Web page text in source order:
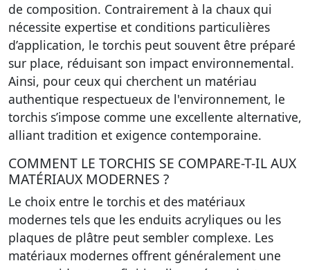
de composition. Contrairement à la chaux qui
nécessite expertise et conditions particulières
d’application, le torchis peut souvent être préparé
sur place, réduisant son impact environnemental.
Ainsi, pour ceux qui cherchent un matériau
authentique respectueux de l'environnement, le
torchis s’impose comme une excellente alternative,
alliant tradition et exigence contemporaine.
COMMENT LE TORCHIS SE COMPARE-T-IL AUX
MATÉRIAUX MODERNES ?
Le choix entre le torchis et des matériaux
modernes tels que les enduits acryliques ou les
plaques de plâtre peut sembler complexe. Les
matériaux modernes offrent généralement une